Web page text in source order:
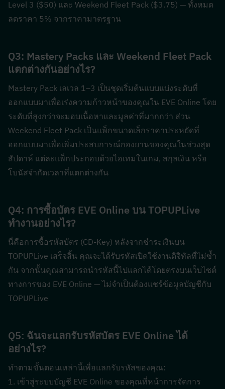
Level 3 ($50) และ Weekend Fleet Pack ($3.75) — ทั้งหมด
ลดราคา 5% จากราคามาตรฐาน
Q3: Mastery Packs และ Weekend Fleet Pack
แตกต่างกันอย่างไร?
Mastery Pack เลเวล 1–3 เป็นชุดเริ่มต้นแบบแบ่งระดับที่
ออกแบบมาเพื่อเร่งความก้าวหน้าของคุณใน EVE Online โดย
ระดับที่สูงกว่าจะมอบเนื้อหาและมูลค่าที่มากกว่า ส่วน
Weekend Fleet Pack เป็นแพ็กขนาดเล็กราคาประหยัดที่
ออกแบบมาเพื่อเพิ่มประสบการณ์กองยานของคุณในช่วงสุด
สัปดาห์ แต่ละแพ็กประกอบด้วยไอเทมในเกม, สกุลเงิน หรือ
โบนัสจำกัดเวลาที่แตกต่างกัน
Q4: การซื้อบัตร EVE Online บน TOPUPLive
ทำงานอย่างไร?
นี่คือการซื้อรหัสบัตร (CD-Key) หลังจากชำระเงินบน
TOPUPLive เสร็จสิ้น คุณจะได้รับรหัสเปิดใช้งานดิจิทัลที่ไม่ซ้ำ
กัน จากนั้นคุณสามารถนำรหัสนี้ไปแลกได้โดยตรงบนเว็บไซต์
ทางการของ EVE Online — ไม่จำเป็นต้องแชร์ข้อมูลบัญชีกับ
TOPUPLive
Q5: ฉันจะแลกรับรหัสบัตร EVE Online ได้
อย่างไร?
ทำตามขั้นตอนเหล่านี้เพื่อแลกรับรหัสของคุณ:
1. เข้าสู่ระบบบัญชี EVE Online ของคุณที่หน้าการจัดการ